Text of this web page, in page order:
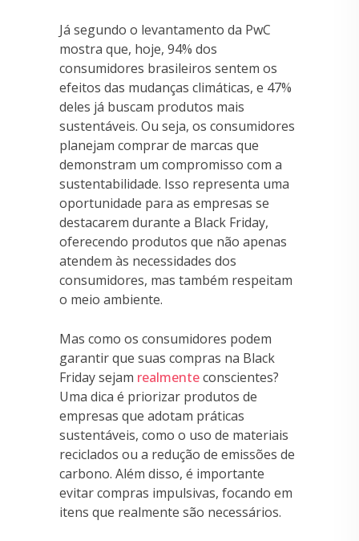
Já segundo o levantamento da PwC
mostra que, hoje, 94% dos
consumidores brasileiros sentem os
efeitos das mudanças climáticas, e 47%
deles já buscam produtos mais
sustentáveis. Ou seja, os consumidores
planejam comprar de marcas que
demonstram um compromisso com a
sustentabilidade. Isso representa uma
oportunidade para as empresas se
destacarem durante a Black Friday,
oferecendo produtos que não apenas
atendem às necessidades dos
consumidores, mas também respeitam
o meio ambiente.
Mas como os consumidores podem
garantir que suas compras na Black
Friday sejam realmenteconscientes?
Uma dica é priorizar produtos de
empresas que adotam práticas
sustentáveis, como o uso de materiais
reciclados ou a redução de emissões de
carbono. Além disso, é importante
evitar compras impulsivas, focando em
itens que realmente são necessários.